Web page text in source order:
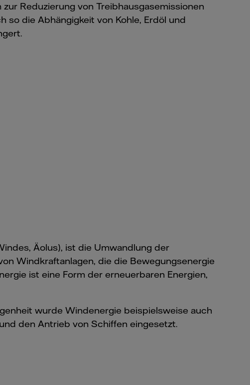
Reduzierung von Treibhausgasemissionen
so die Abhängigkeit von Kohle, Erdöl und
Äolus), ist die Umwandlung der
Windkraftanlagen, die die Bewegungsenergie
ist eine Form der erneuerbaren Energien,
wurde Windenergie beispielsweise auch
den Antrieb von Schiffen eingesetzt.